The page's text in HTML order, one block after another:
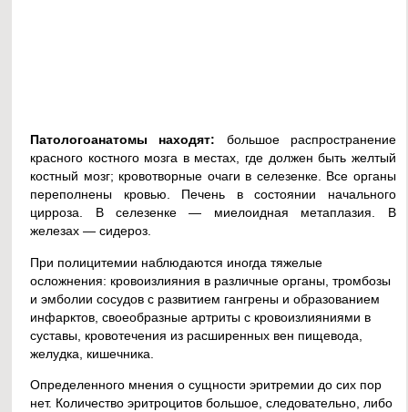
Патологоанатомы находят: большое распространение
красного костного мозга в местах, где должен быть желтый
костный мозг; кровотворные очаги в селезенке. Все органы
переполнены кровью. Печень в состоянии начального
цирроза. В селезенке — миелоидная метаплазия. В
железах — сидероз.
При полицитемии наблюдаются иногда тяжелые
осложнения: кровоизлияния в различные органы, тромбозы
и эмболии сосудов с развитием гангрены и образованием
инфарктов, своеобразные артриты с кровоизлияниями в
суставы, кровотечения из расширенных вен пищевода,
желудка, кишечника.
Определенного мнения о сущности эритремии до сих пор
нет. Количество эритроцитов большое, следовательно, либо